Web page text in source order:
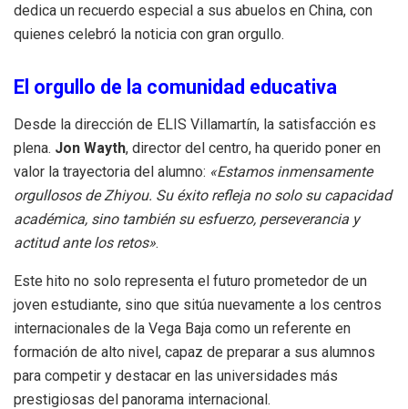
dedica un recuerdo especial a sus abuelos en China, con
quienes celebró la noticia con gran orgullo.
El orgullo de la comunidad educativa
Desde la dirección de ELIS Villamartín, la satisfacción es
plena. Jon Wayth, director del centro, ha querido poner en
valor la trayectoria del alumno: «Estamos inmensamente
orgullosos de Zhiyou. Su éxito refleja no solo su capacidad
académica, sino también su esfuerzo, perseverancia y
actitud ante los retos».
Este hito no solo representa el futuro prometedor de un
joven estudiante, sino que sitúa nuevamente a los centros
internacionales de la Vega Baja como un referente en
formación de alto nivel, capaz de preparar a sus alumnos
para competir y destacar en las universidades más
prestigiosas del panorama internacional.